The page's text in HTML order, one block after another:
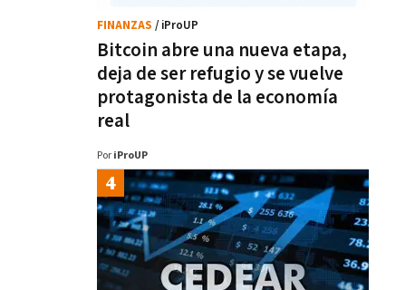
Bitcoin abre una nueva etapa,
deja de ser refugio y se vuelve
protagonista de la economía
real
FINANZAS / iProUP
Por iProUP